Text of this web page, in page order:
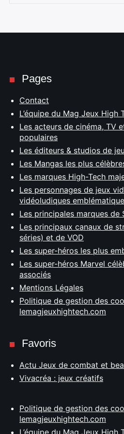
Pages
Contact
L’équipe du Mag Jeux High
Les acteurs de cinéma, TV
populaires
Les éditeurs & studios de
Les Mangas les plus
Les marques High-Tech
Les personnages de jeux
vidéoludiques
Les principales marques de
Les principaux canaux de
séries) et de VOD
Les super-héros les plus
Les super-héros Marvel
associés
Mentions Légales
Politique de gestion des
lemagjeuxhightech.com
Favoris
Actu Jeux de combat et
Vivacréa : jeux créatifs
Politique de gestion des
lemagjeuxhightech.com
L’équipe du Mag Jeux High